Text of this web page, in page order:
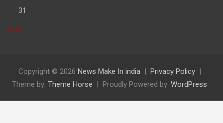
31
« Jul
Copyright © 2026 News Make In india
Privacy Policy
Theme by: Theme Horse Proudly Powered by: WordPress